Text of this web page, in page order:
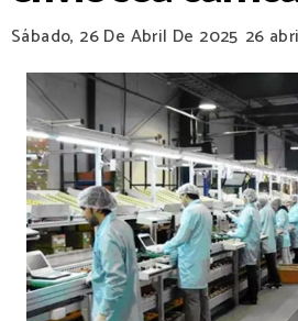
Sábado, 26 De Abril De 2025 26